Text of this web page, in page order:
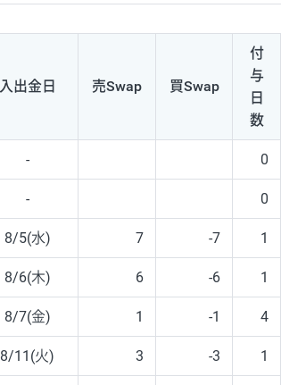
入出金日 売Swap 買Swap
付
与
日
数
- 0
- 0
8/5(水) 7 -7 1
8/6(木) 6 -6 1
8/7(金) 1 -1 4
8/11(火) 3 -3 1